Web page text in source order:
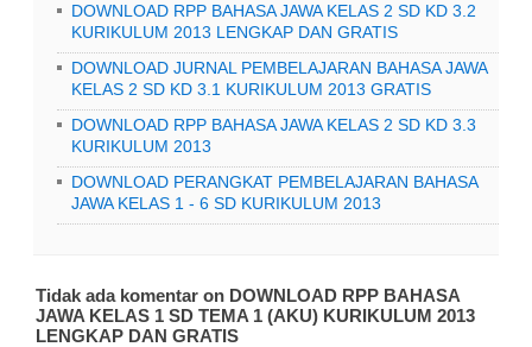
DOWNLOAD RPP BAHASA JAWA KELAS 2 SD KD 3.2
KURIKULUM 2013 LENGKAP DAN GRATIS
DOWNLOAD JURNAL PEMBELAJARAN BAHASA JAWA
KELAS 2 SD KD 3.1 KURIKULUM 2013 GRATIS
DOWNLOAD RPP BAHASA JAWA KELAS 2 SD KD 3.3
KURIKULUM 2013
DOWNLOAD PERANGKAT PEMBELAJARAN BAHASA
JAWA KELAS 1 - 6 SD KURIKULUM 2013
Tidak ada komentar on DOWNLOAD RPP BAHASA
JAWA KELAS 1 SD TEMA 1 (AKU) KURIKULUM 2013
LENGKAP DAN GRATIS